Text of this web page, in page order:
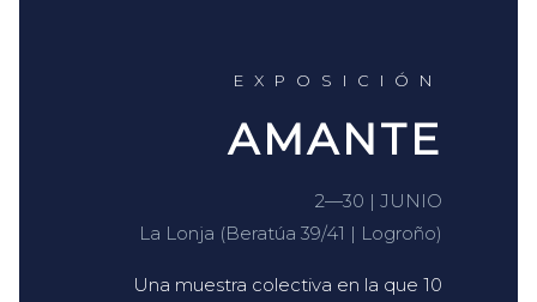
EXPOSICIÓN
AMANTE
2—30 | JUNIO
La Lonja (Beratúa 39/41 | Logroño)
Una muestra colectiva en la que 10